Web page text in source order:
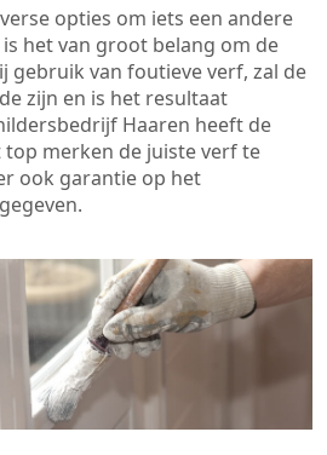
opties om iets een andere
het van groot belang om de
gebruik van foutieve verf, zal de
zijn en is het resultaat
Haaren heeft de
merken de juiste verf te
ook garantie op het